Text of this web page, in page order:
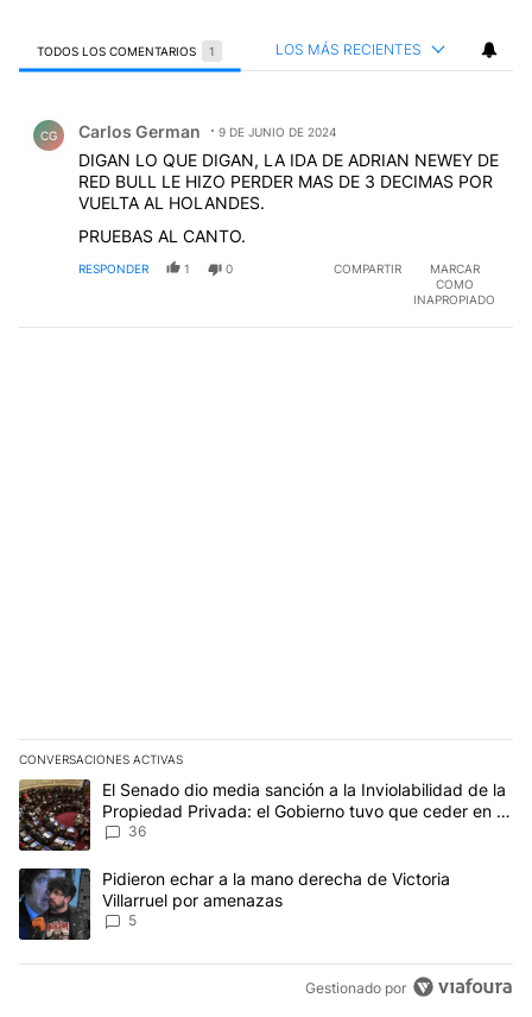
TODOS LOS COMENTARIOS 1 LOS MÁS RECIENTES
CG Carlos German 9 DE JUNIO DE 2024
DIGAN LO QUE DIGAN, LA IDA DE ADRIAN NEWEY DE
RED BULL LE HIZO PERDER MAS DE 3 DECIMAS POR
VUELTA AL HOLANDES.
PRUEBAS AL CANTO.
RESPONDER 1 0 COMPARTIR
MARCAR
COMO
INAPROPIADO
CONVERSACIONES ACTIVAS
Este listado muestra los artículos con más comentarios en los
Un artículo de tendencia con el título "El Senado dio media
El Senado dio media sanción a la Inviolabilidad de la
Propiedad Privada: el Gobierno tuvo que ceder en la
Ley del Manejo del Fuego
36
Un artículo de tendencia con el título "Pidieron echar a la mano
Pidieron echar a la mano derecha de Victoria
Villarruel por amenazas
5
Gestionado por